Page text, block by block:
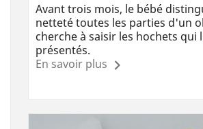
Avant trois mois, le bébé
netteté toutes les parties d'un
cherche à saisir les hochets qui
présentés.
En savoir plus